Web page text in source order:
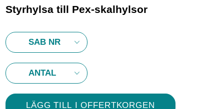
Styrhylsa till Pex-skalhylsor